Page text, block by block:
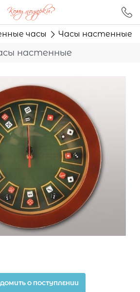
часы Часы настенные
настенные
О ПОСТУПЛЕНИИ